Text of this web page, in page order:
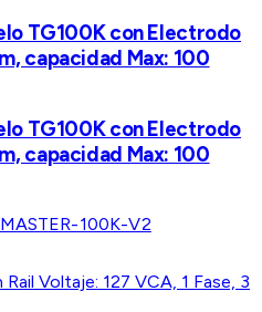
TG100K con Electrodo
capacidad Max: 100
TG100K con Electrodo
capacidad Max: 100
100K-V2